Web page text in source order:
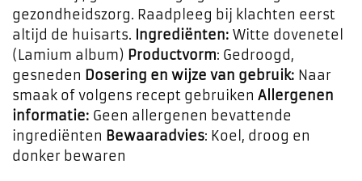
gezondheidszorg. Raadpleeg bij klachten eerst
altijd de huisarts. Ingrediënten: Witte dovenetel
(Lamium album) Productvorm: Gedroogd,
gesneden Dosering en wijze van gebruik: Naar
smaak of volgens recept gebruiken Allergenen
informatie: Geen allergenen bevattende
ingrediënten Bewaaradvies: Koel, droog en
donker bewaren